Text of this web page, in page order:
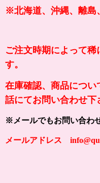
※北海道、沖縄、離島
ご注文時期によって
す。
在庫確認、商品につ
話にてお問い合わせ下
※メールでもお問い合わ
メールアドレス